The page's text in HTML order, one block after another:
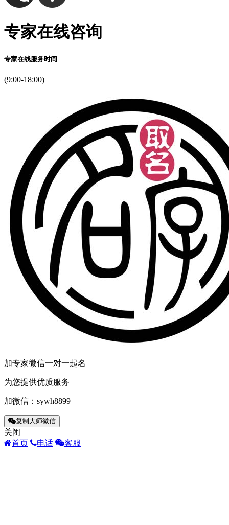
专家在线咨询
专家在线服务时间
(9:00-18:00)
加专家微信一对一起名
为您提供优质服务
加微信： sywh8899
复制大师微信
关闭
首页
电话 客服